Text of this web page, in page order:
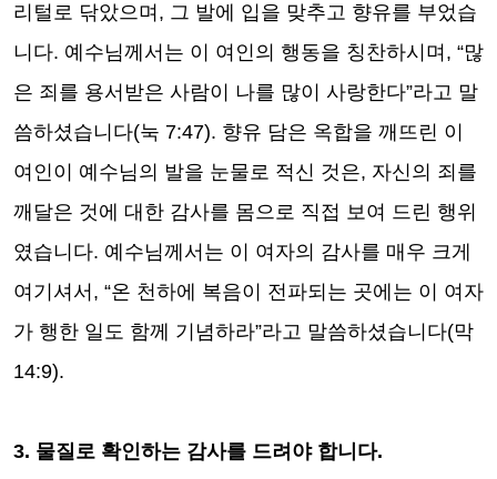
리털로 닦았으며 , 그 발에 입을 맞추고 향유를 부었습
니다. 예수님께서는 이 여인의 행동을 칭찬하시며 , “많
은 죄를 용서받은 사람이 나를 많이 사랑한다”라고 말
씀하셨습니다(눅 7:47). 향유 담은 옥합을 깨뜨린 이
여인이 예수님의 발을 눈물로 적신 것은, 자신의 죄를
깨달은 것에 대한 감사를 몸으로 직접 보여 드린 행위
였습니다. 예수님께서는 이 여자의 감사를 매우 크게
여기셔서 , “온 천하에 복음이 전파되는 곳에는 이 여자
가 행한 일도 함께 기념하라”라고 말씀하셨습니다(막
14:9).
3. 물질로 확인하는 감사를 드려야 합니다.